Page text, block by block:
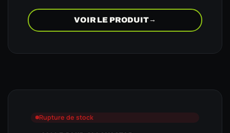
VOIR LE PRODUIT→
Rupture de stock